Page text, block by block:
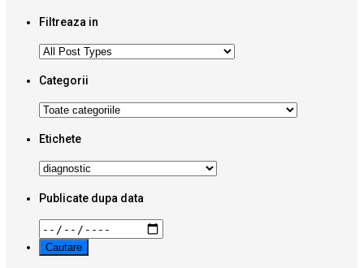
Filtreaza in
Categorii
Etichete
Publicate dupa data